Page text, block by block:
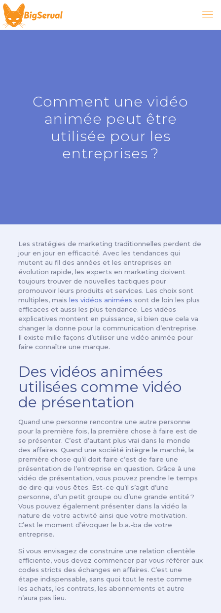
Comment une vidéo
animée peut être
utilisée pour les
entreprises ?
Les stratégies de marketing traditionnelles perdent de
jour en jour en efficacité. Avec les tendances qui
mutent au fil des années et les entreprises en
évolution rapide, les experts en marketing doivent
toujours trouver de nouvelles tactiques pour
promouvoir leurs produits et services. Les choix sont
multiples, mais les vidéos animées sont de loin les plus
efficaces et aussi les plus tendance. Les vidéos
explicatives montent en puissance, si bien que cela va
changer la donne pour la communication d’entreprise.
Il existe mille façons d’utiliser une vidéo animée pour
faire connaître une marque.
Des vidéos animées
utilisées comme vidéo
de présentation
Quand une personne rencontre une autre personne
pour la première fois, la première chose à faire est de
se présenter. C’est d’autant plus vrai dans le monde
des affaires. Quand une société intègre le marché, la
première chose qu’il doit faire c’est de faire une
présentation de l’entreprise en question. Grâce à une
vidéo de présentation, vous pouvez prendre le temps
de dire qui vous êtes. Est-ce qu’il s’agit d’une
personne, d’un petit groupe ou d’une grande entité ?
Vous pouvez également présenter dans la vidéo la
nature de votre activité ainsi que votre motivation.
C’est le moment d’évoquer le b.a.-ba de votre
entreprise.
Si vous envisagez de construire une relation clientèle
efficiente, vous devez commencer par vous référer aux
codes stricts des échanges en affaires. C’est une
étape indispensable, sans quoi tout le reste comme
les achats, les contrats, les abonnements et autre
n’aura pas lieu.